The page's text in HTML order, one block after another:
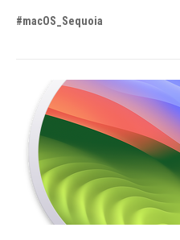
#macOS_Sequoia